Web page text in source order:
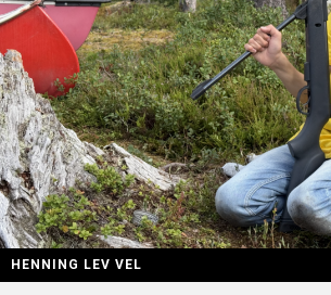
HENNING LEV VEL